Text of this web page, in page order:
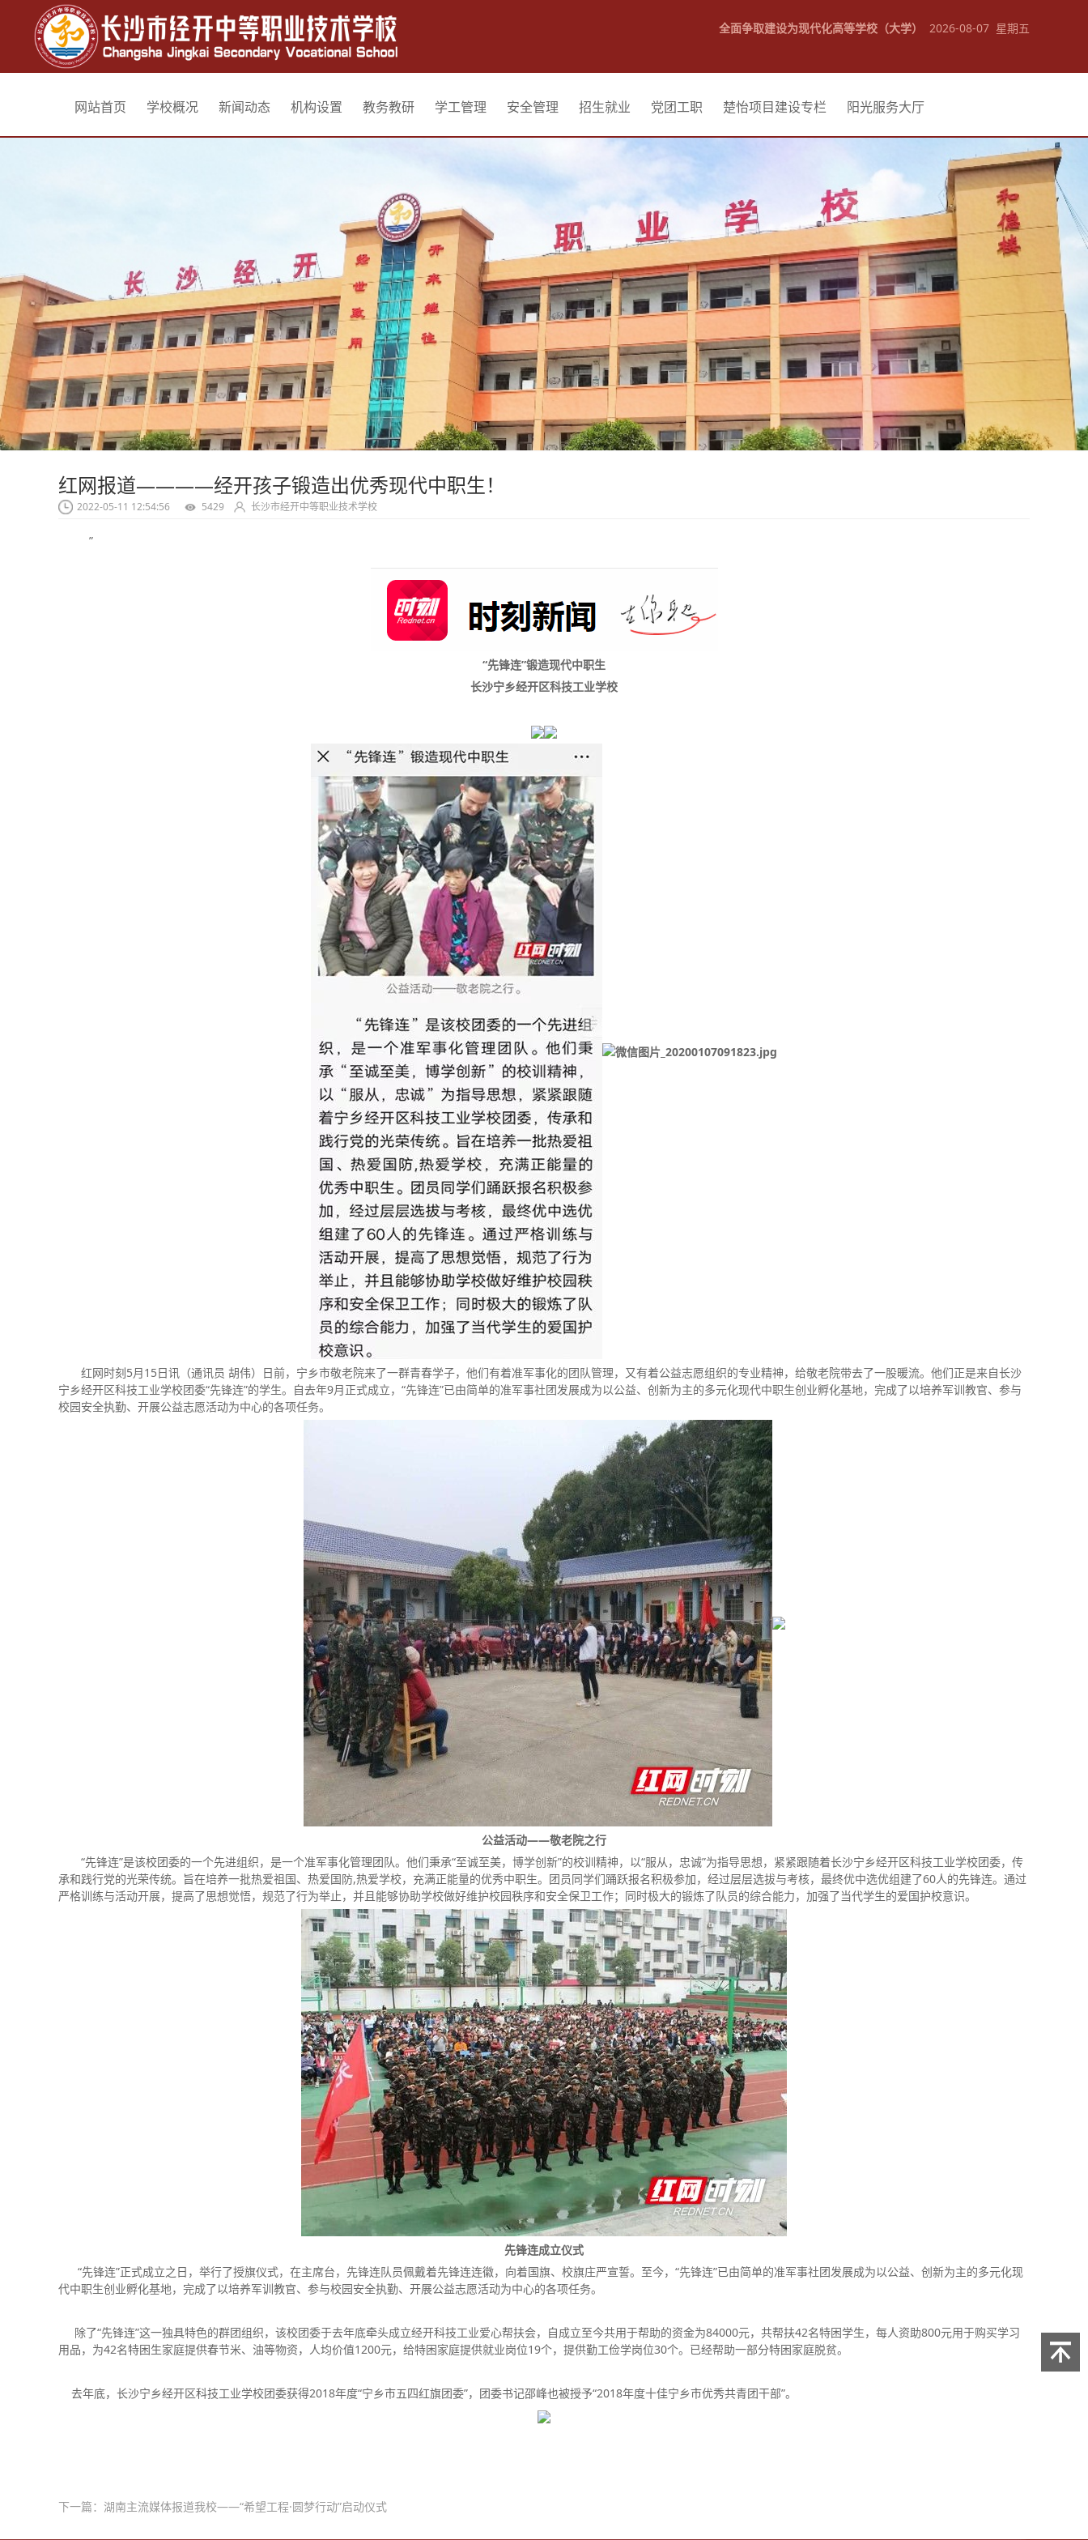
全面争取建设为现代化高等学校（大学） 2026-08-07 星期五
网站首页 学校概况 新闻动态 机构设置 教务教研 学工管理 安全管理 招生就业 党团工职 楚怡项目建设专栏 阳光服务大厅
红网报道————经开孩子锻造出优秀现代中职生！
2022-05-11 12:54:56 5429 长沙市经开中等职业技术学校
”
“先锋连”锻造现代中职生
长沙宁乡经开区科技工业学校
红网时刻5月15日讯（通讯员 胡伟）日前，宁乡市敬老院来了一群青春学子，他们有着准军事化的团队管理，又有着公益志愿组织的专业精神，给敬老院带去了一股暖流。他们正是来自长沙
宁乡经开区科技工业学校团委“先锋连”的学生。自去年9月正式成立，“先锋连”已由简单的准军事社团发展成为以公益、创新为主的多元化现代中职生创业孵化基地，完成了以培养军训教官、参与
校园安全执勤、开展公益志愿活动为中心的各项任务。
公益活动——敬老院之行
“先锋连”是该校团委的一个先进组织，是一个准军事化管理团队。他们秉承“至诚至美，博学创新”的校训精神，以“服从，忠诚”为指导思想，紧紧跟随着长沙宁乡经开区科技工业学校团委，传
承和践行党的光荣传统。旨在培养一批热爱祖国、热爱国防,热爱学校，充满正能量的优秀中职生。团员同学们踊跃报名积极参加，经过层层选拔与考核，最终优中选优组建了60人的先锋连。通过
严格训练与活动开展，提高了思想觉悟，规范了行为举止，并且能够协助学校做好维护校园秩序和安全保卫工作；同时极大的锻炼了队员的综合能力，加强了当代学生的爱国护校意识。
先锋连成立仪式
“先锋连”正式成立之日，举行了授旗仪式，在主席台，先锋连队员佩戴着先锋连连徽，向着国旗、校旗庄严宣誓。至今，“先锋连”已由简单的准军事社团发展成为以公益、创新为主的多元化现
代中职生创业孵化基地，完成了以培养军训教官、参与校园安全执勤、开展公益志愿活动为中心的各项任务。
除了“先锋连”这一独具特色的群团组织，该校团委于去年底牵头成立经开科技工业爱心帮扶会，自成立至今共用于帮助的资金为84000元，共帮扶42名特困学生，每人资助800元用于购买学习
用品，为42名特困生家庭提供春节米、油等物资，人均价值1200元，给特困家庭提供就业岗位19个，提供勤工俭学岗位30个。已经帮助一部分特困家庭脱贫。
去年底，长沙宁乡经开区科技工业学校团委获得2018年度“宁乡市五四红旗团委”，团委书记邵峰也被授予“2018年度十佳宁乡市优秀共青团干部”。
下一篇： 湖南主流媒体报道我校——“希望工程·圆梦行动”启动仪式